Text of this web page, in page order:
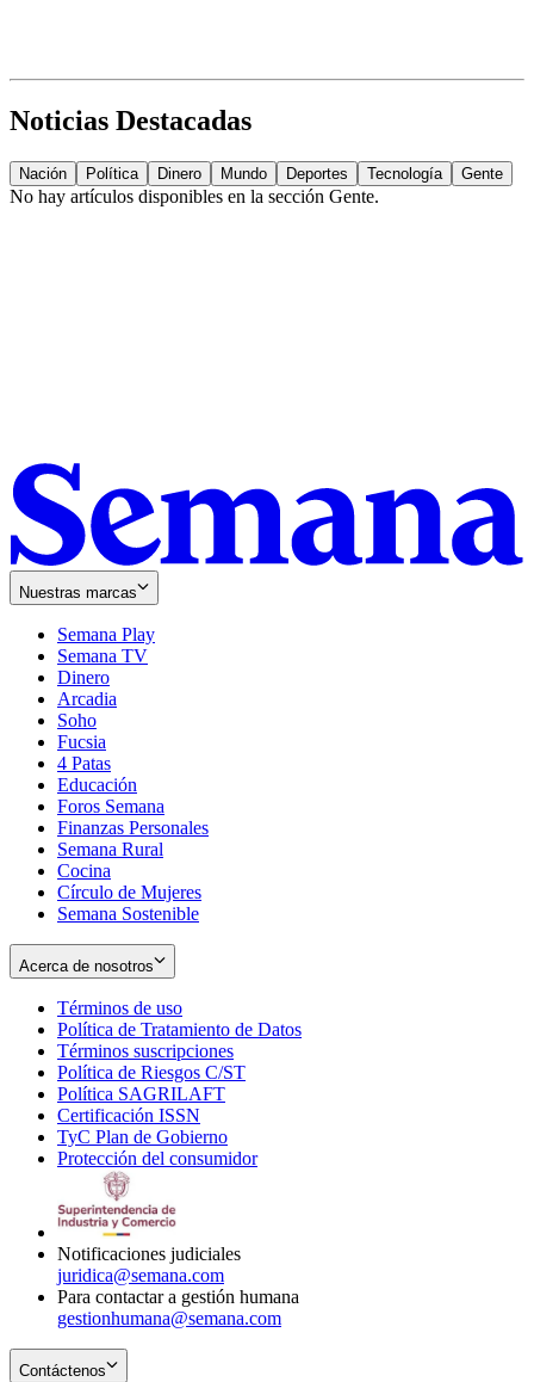
Noticias Destacadas
Nación Política Dinero Mundo Deportes Tecnología Gente
No hay artículos disponibles en la sección Gente.
Nuestras marcas
Semana Play
Semana TV
Dinero
Arcadia
Soho
in
new
window
Fucsia
in
new
window
4 Patas
Educación
Foros Semana
Finanzas Personales
Semana Rural
Cocina
Círculo de Mujeres
Semana Sostenible
Acerca de nosotros
Términos de uso
in
new
window
Política de Tratamiento de Datos
Términos suscripciones
in
Política de Riesgos C/ST
Política SAGRILAFT
new
window
Certificación ISSN
in
new
TyC Plan de Gobierno
in
Protección del consumidorOpens
Notificaciones judiciales
juridica@semana.com
Para contactar a gestión humana
gestionhumana@semana.com
Contáctenos